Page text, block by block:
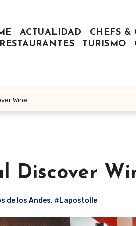
ACTUALIDAD CHEFS &
RESTAURANTES
TURISMO
Wine
Discover
de los Andes, #Lapostolle